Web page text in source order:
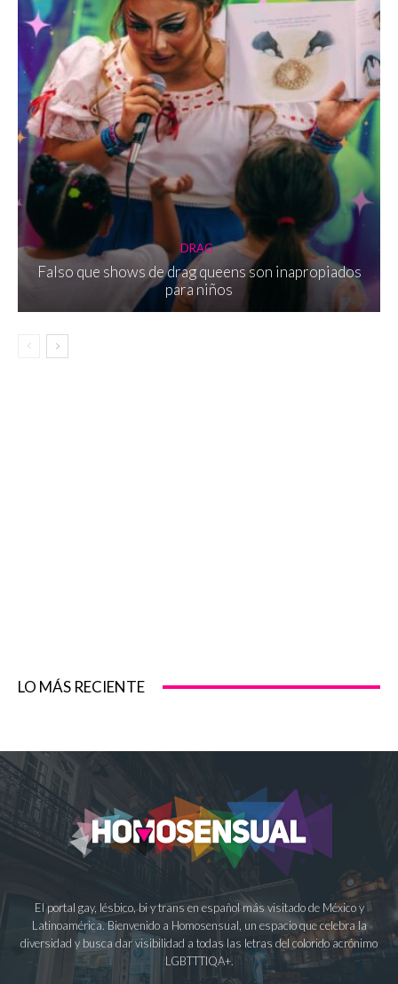
DRAG
Falso que shows de drag queens son inapropiados
para niños
LO MÁS RECIENTE
El portal gay, lésbico, bi y trans en español más visitado de México y
Latinoamérica. Bienvenido a Homosensual, un espacio que celebra la
diversidad y busca dar visibilidad a todas las letras del colorido acrónimo
LGBTTTIQA+.